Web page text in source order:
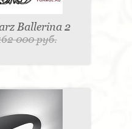
Ballerina 2
000 руб.